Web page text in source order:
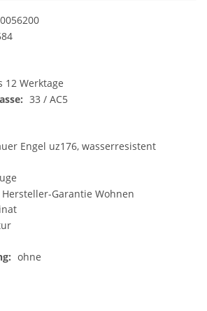
12 Werktage
33 / AC5
Engel uz176, wasserresistent
Hersteller-Garantie Wohnen
ohne